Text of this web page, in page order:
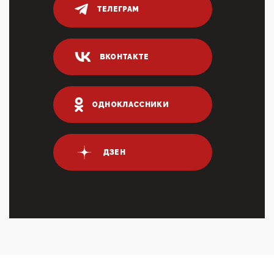
03:35, 10 Апреля 2026
Суммарное вознаграждение менеджменту в 15
крупных банках по итогам 2025 года превысило 63
млрд руб. ...
03:01, 10 Апреля 2026
что союзники просили Киев не наносить удары по
энергети...
01:54, 10 Апреля 2026
ПрезидентПутинвчера вечером обьявил
Пасхальное перемирие с 16 часов субботы до конца
дня Воскресен...
01:09, 10 Апреля 2026
ТЕЛЕГРАМ
ВКОНТАКТЕ
ОДНОКЛАССНИКИ
ДЗЕН